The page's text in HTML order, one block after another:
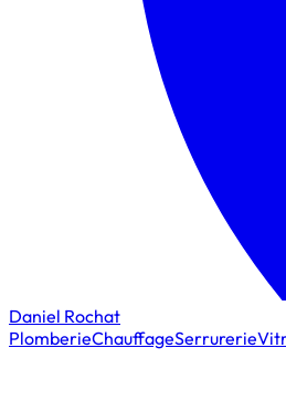
Daniel Rochat
PlomberieChauffageSerrurerie